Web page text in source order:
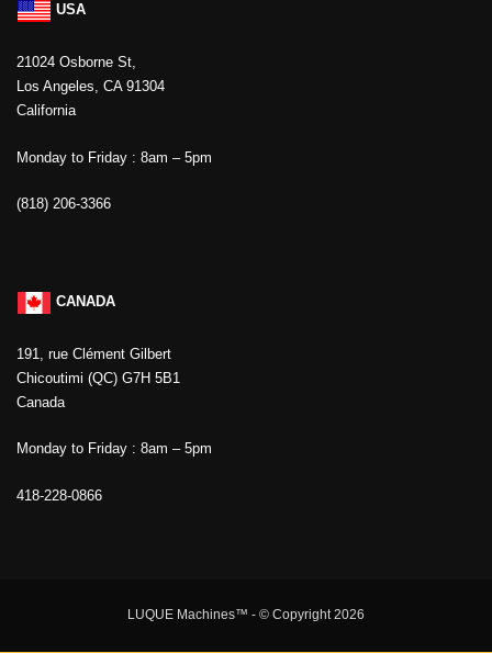
USA
21024 Osborne St,
Los Angeles, CA 91304
California
Monday to Friday : 8am – 5pm
(818) 206-3366
CANADA
191, rue Clément Gilbert
Chicoutimi (QC) G7H 5B1
Canada
Monday to Friday : 8am – 5pm
418-228-0866
LUQUE Machines™ - © Copyright 2026